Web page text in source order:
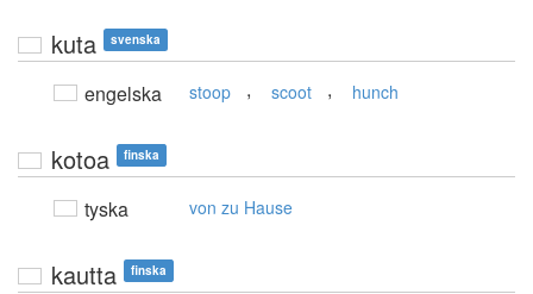
kuta svenska
engelska stoop , scoot , hunch
kotoa finska
tyska von zu Hause
kautta finska